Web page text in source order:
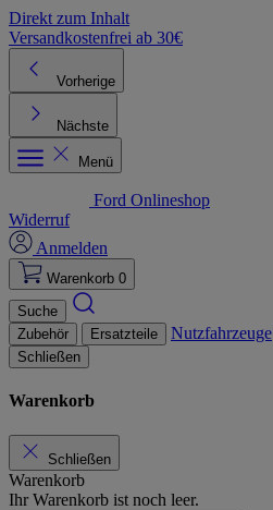
Direkt zum Inhalt
Versandkostenfrei ab 30€
Vorherige
Nächste
Menü
Ford Onlineshop
Widerruf
Anmelden
Warenkorb 0
Suche
Zubehör
Ersatzteile Nutzfahrzeuge
Schließen
Warenkorb
Schließen
Warenkorb
Ihr Warenkorb ist noch leer.